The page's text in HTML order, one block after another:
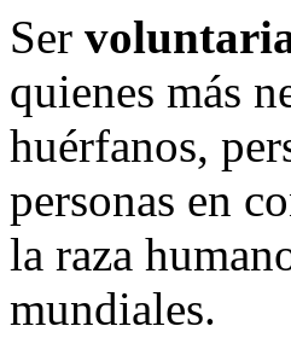
Ser
quienes más
huérfanos,
personas en
la raza
mundiales.